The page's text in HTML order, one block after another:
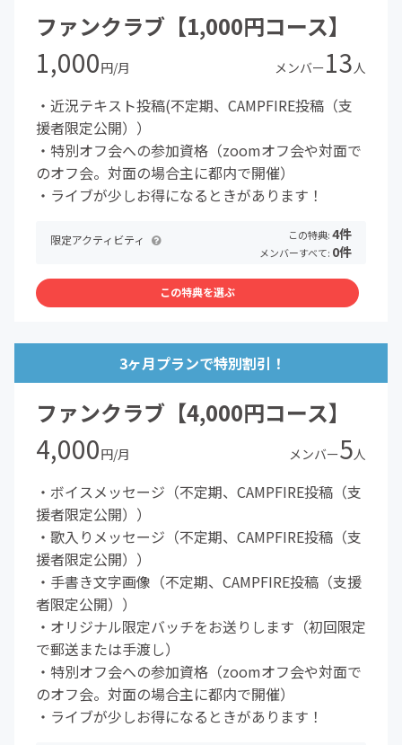
ファンクラブ【1,000円コース】
1,000円/月 メンバー13人
・近況テキスト投稿(不定期、CAMPFIRE投稿（支
援者限定公開））
・特別オフ会への参加資格（zoomオフ会や対面で
のオフ会。対面の場合主に都内で開催）
・ライブが少しお得になるときがあります！
限定アクティビティ この特典:4件
メンバーすべて: 0件
この特典を選ぶ
3ヶ月プランで特別割引！
ファンクラブ【4,000円コース】
4,000円/月 メンバー5人
・ボイスメッセージ（不定期、CAMPFIRE投稿（支
援者限定公開））
・歌入りメッセージ（不定期、CAMPFIRE投稿（支
援者限定公開））
・手書き文字画像（不定期、CAMPFIRE投稿（支援
者限定公開））
・オリジナル限定バッチをお送りします（初回限定
で郵送または手渡し）
・特別オフ会への参加資格（zoomオフ会や対面で
のオフ会。対面の場合主に都内で開催）
・ライブが少しお得になるときがあります！